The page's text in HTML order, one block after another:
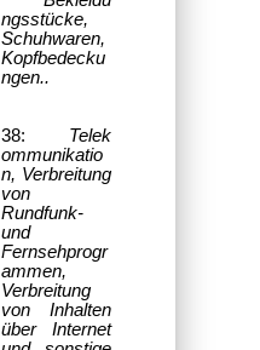
ngsstücke,
Schuhwaren,
Kopfbedecku
ngen..
38: Telek
ommunikatio
n, Verbreitung
von
Rundfunk-
und
Fernsehprogr
ammen,
Verbreitung
von Inhalten
über Internet